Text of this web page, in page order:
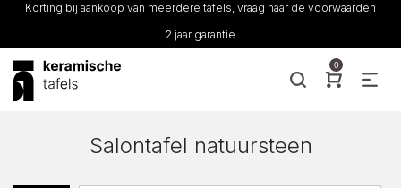
Korting bij aankoop van meerdere tafels, vraag naar de voorwaarden
2 jaar garantie
0
Salontafel natuursteen